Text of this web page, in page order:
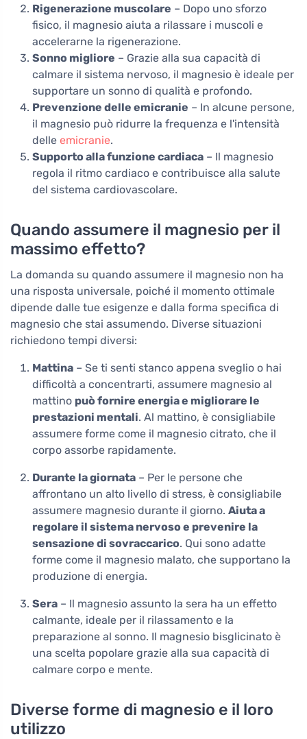
Rigenerazione muscolare – Dopo uno sforzo
fisico, il magnesio aiuta a rilassare i muscoli e
accelerarne la rigenerazione.
Sonno migliore – Grazie alla sua capacità di
calmare il sistema nervoso, il magnesio è ideale per
supportare un sonno di qualità e profondo.
Prevenzione delle emicranie – In alcune persone,
il magnesio può ridurre la frequenza e l'intensità
delle emicranie.
Supporto alla funzione cardiaca – Il magnesio
regola il ritmo cardiaco e contribuisce alla salute
del sistema cardiovascolare.
Quando assumere il magnesio per il
massimo effetto?
La domanda su quando assumere il magnesio non ha
una risposta universale, poiché il momento ottimale
dipende dalle tue esigenze e dalla forma specifica di
magnesio che stai assumendo. Diverse situazioni
richiedono tempi diversi:
Mattina – Se ti senti stanco appena sveglio o hai
difficoltà a concentrarti, assumere magnesio al
mattino può fornire energia e migliorare le
prestazioni mentali. Al mattino, è consigliabile
assumere forme come il magnesio citrato, che il
corpo assorbe rapidamente.
Durante la giornata – Per le persone che
affrontano un alto livello di stress, è consigliabile
assumere magnesio durante il giorno. Aiuta a
regolare il sistema nervoso e prevenire la
sensazione di sovraccarico. Qui sono adatte
forme come il magnesio malato, che supportano la
produzione di energia.
Sera – Il magnesio assunto la sera ha un effetto
calmante, ideale per il rilassamento e la
preparazione al sonno. Il magnesio bisglicinato è
una scelta popolare grazie alla sua capacità di
calmare corpo e mente.
Diverse forme di magnesio e il loro
utilizzo